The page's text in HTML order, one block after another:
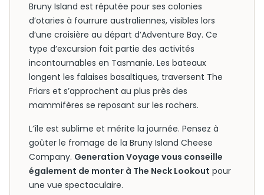
Bruny Island est réputée pour ses colonies
d’otaries à fourrure australiennes, visibles lors
d’une croisière au départ d’Adventure Bay. Ce
type d’excursion fait partie des activités
incontournables en Tasmanie. Les bateaux
longent les falaises basaltiques, traversent The
Friars et s’approchent au plus près des
mammifères se reposant sur les rochers.
L’île est sublime et mérite la journée. Pensez à
goûter le fromage de la Bruny Island Cheese
Company. Generation Voyage vous conseille
également de monter à The Neck Lookout pour
une vue spectaculaire.